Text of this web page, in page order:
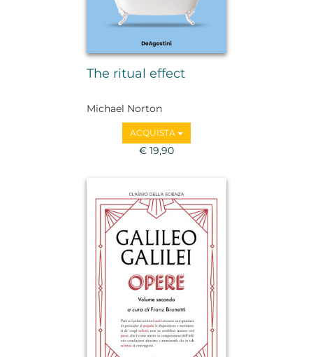
The ritual effect
Michael Norton
ACQUISTA
€ 19,90